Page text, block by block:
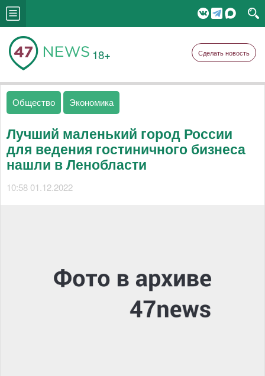
18+ Сделать новость
Общество Экономика
Лучший маленький город России
для ведения гостиничного бизнеса
нашли в Ленобласти
10:58 01.12.2022